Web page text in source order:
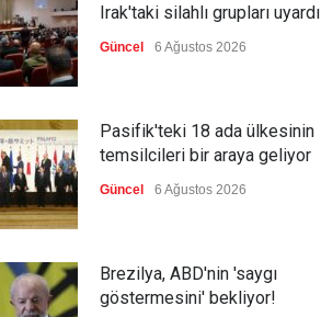
Irak'taki silahlı grupları uyardı
Güncel 6 Ağustos 2026
Pasifik'teki 18 ada ülkesinin
temsilcileri bir araya geliyor
Güncel 6 Ağustos 2026
Brezilya, ABD'nin 'saygı
göstermesini' bekliyor!